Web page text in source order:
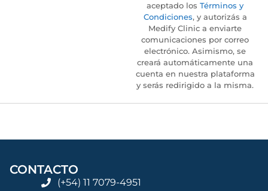
aceptado los Términos y
Condiciones, y autorizás a
Medify Clinic a enviarte
comunicaciones por correo
electrónico. Asimismo, se
creará automáticamente una
cuenta en nuestra plataforma
y serás redirigido a la misma.
CONTACTO
(+54) 11 7079-4951